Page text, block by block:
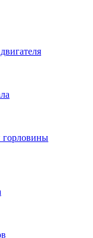
горловины